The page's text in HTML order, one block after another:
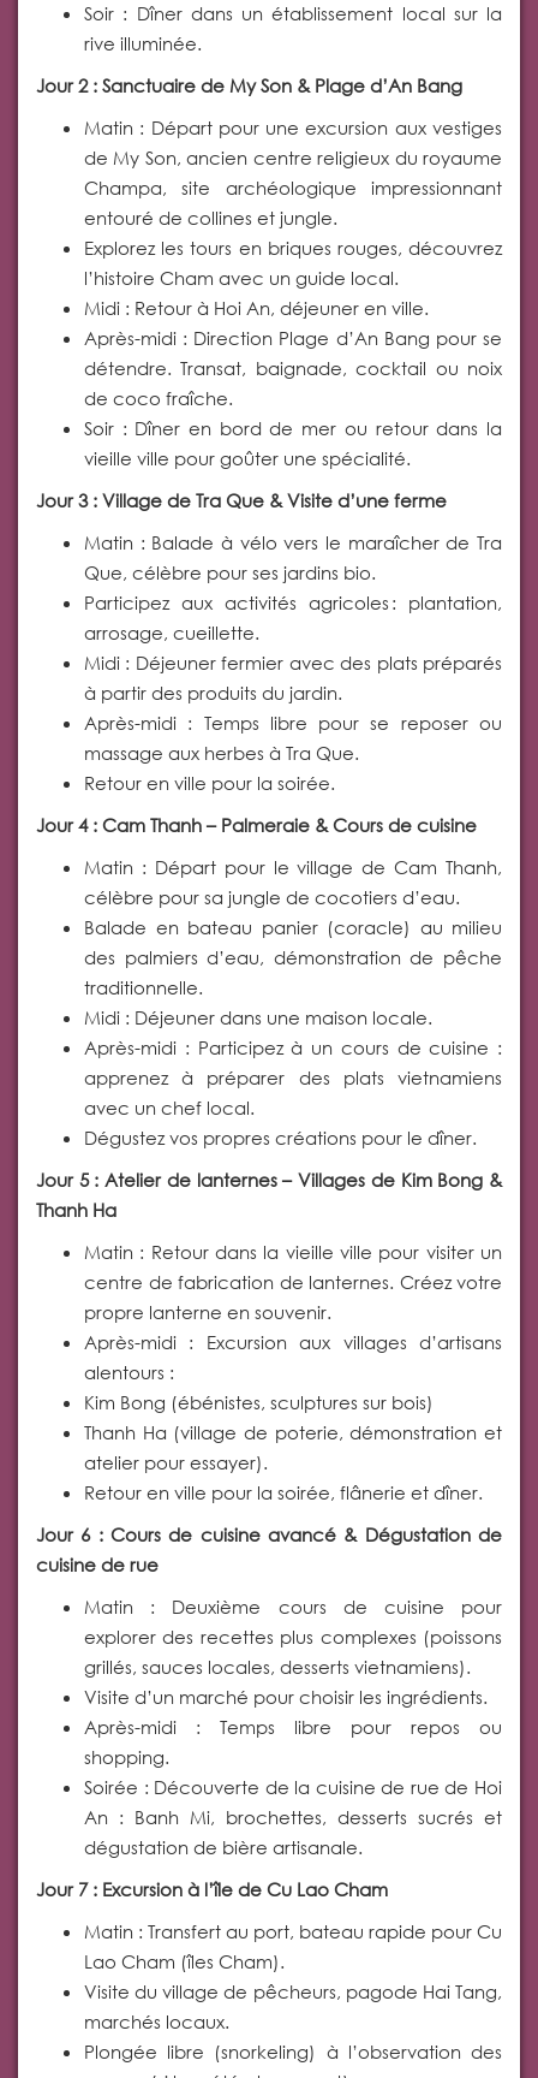
Soir : Dîner dans un établissement local sur la
rive illuminée.
Jour 2 : Sanctuaire de My Son & Plage d’An Bang
Matin : Départ pour une excursion aux vestiges
de My Son, ancien centre religieux du royaume
Champa, site archéologique impressionnant
entouré de collines et jungle.
Explorez les tours en briques rouges, découvrez
l’histoire Cham avec un guide local.
Midi : Retour à Hoi An, déjeuner en ville.
Après-midi : Direction Plage d’An Bang pour se
détendre. Transat, baignade, cocktail ou noix
de coco fraîche.
Soir : Dîner en bord de mer ou retour dans la
vieille ville pour goûter une spécialité.
Jour 3 : Village de Tra Que & Visite d’une ferme
Matin : Balade à vélo vers le maraîcher de Tra
Que, célèbre pour ses jardins bio.
Participez aux activités agricoles : plantation,
arrosage, cueillette.
Midi : Déjeuner fermier avec des plats préparés
à partir des produits du jardin.
Après-midi : Temps libre pour se reposer ou
massage aux herbes à Tra Que.
Retour en ville pour la soirée.
Jour 4 : Cam Thanh – Palmeraie & Cours de cuisine
Matin : Départ pour le village de Cam Thanh,
célèbre pour sa jungle de cocotiers d’eau.
Balade en bateau panier (coracle) au milieu
des palmiers d’eau, démonstration de pêche
traditionnelle.
Midi : Déjeuner dans une maison locale.
Après-midi : Participez à un cours de cuisine :
apprenez à préparer des plats vietnamiens
avec un chef local.
Dégustez vos propres créations pour le dîner.
Jour 5 : Atelier de lanternes – Villages de Kim Bong &
Thanh Ha
Matin : Retour dans la vieille ville pour visiter un
centre de fabrication de lanternes. Créez votre
propre lanterne en souvenir.
Après-midi : Excursion aux villages d’artisans
alentours :
Kim Bong (ébénistes, sculptures sur bois)
Thanh Ha (village de poterie, démonstration et
atelier pour essayer).
Retour en ville pour la soirée, flânerie et dîner.
Jour 6 : Cours de cuisine avancé & Dégustation de
cuisine de rue
Matin : Deuxième cours de cuisine pour
explorer des recettes plus complexes (poissons
grillés, sauces locales, desserts vietnamiens).
Visite d’un marché pour choisir les ingrédients.
Après-midi : Temps libre pour repos ou
shopping.
Soirée : Découverte de la cuisine de rue de Hoi
An : Banh Mi, brochettes, desserts sucrés et
dégustation de bière artisanale.
Jour 7 : Excursion à l’île de Cu Lao Cham
Matin : Transfert au port, bateau rapide pour Cu
Lao Cham (îles Cham).
Visite du village de pêcheurs, pagode Hai Tang,
marchés locaux.
Plongée libre (snorkeling) à l’observation des